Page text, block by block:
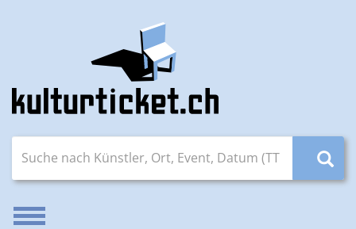
Navigation aktivieren/deaktivieren